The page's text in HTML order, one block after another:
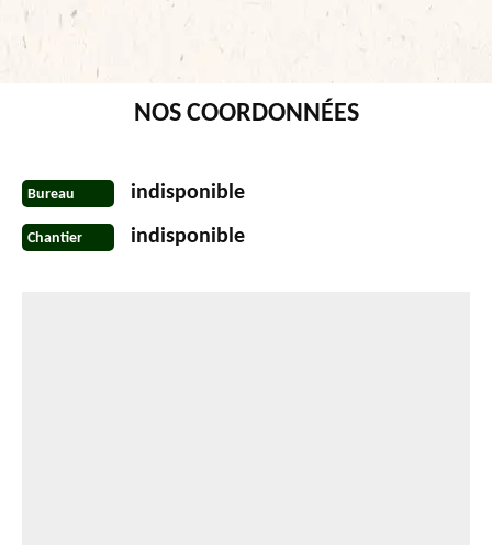
NOS COORDONNÉES
Bureau indisponible
Chantier indisponible